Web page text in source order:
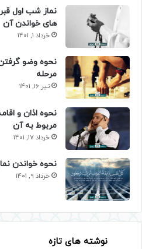
نماز شب اول
های خواندن آن
خرداد 1, 1401
نحوه وضو
مرحله
تیر 16, 1401
نحوه اذان و
مربوط به آن
خرداد 17, 1401
نحوه خواندن
خرداد 9, 1401
نوشته های تازه